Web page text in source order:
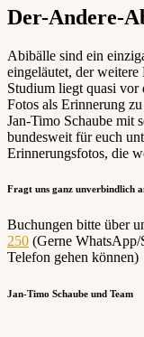
Der-Andere-
Abibälle sind ein
eingeläutet, der
Studium liegt quasi vor
Fotos als Erinnerung
Jan-Timo Schaube mit
bundesweit für euch
Erinnerungsfotos, die
Fragt uns ganz unverbindlich
Buchungen bitte über
250 (Gerne
Telefon gehen können)
Jan-Timo Schaube und Team